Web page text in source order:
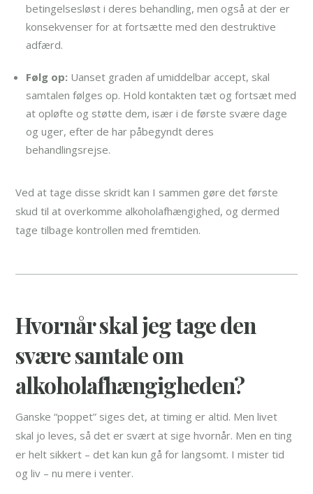
betingelsesløst i deres behandling, men også at der er
konsekvenser for at fortsætte med den destruktive
adfærd.
Følg op: Uanset graden af umiddelbar accept, skal
samtalen følges op. Hold kontakten tæt og fortsæt med
at opløfte og støtte dem, især i de første svære dage
og uger, efter de har påbegyndt deres
behandlingsrejse.
Ved at tage disse skridt kan I sammen gøre det første
skud til at overkomme alkoholafhængighed, og dermed
tage tilbage kontrollen med fremtiden.
Hvornår skal jeg tage den
svære samtale om
alkoholafhængigheden?
Ganske “poppet” siges det, at timing er altid. Men livet
skal jo leves, så det er svært at sige hvornår. Men en ting
er helt sikkert – det kan kun gå for langsomt. I mister tid
og liv – nu mere i venter.